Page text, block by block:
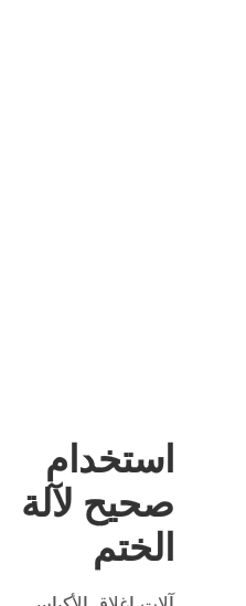
استخدام
صحيح لآلة
الختم